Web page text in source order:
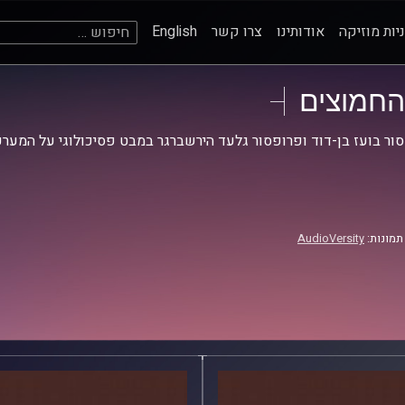
מוזיקה אודותינו צרו קשר English חיפוש:
החמוצים
בועז בן-דוד ופרופסור גלעד הירשברגר במבט פסיכולוגי על
AudioVersity